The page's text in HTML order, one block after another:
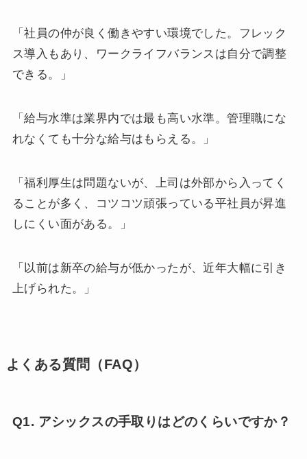
「社員の仲が良く働きやすい環境でした。フレック
ス導入もあり、ワークライフバランスは自分で調整
できる。」
「給与水準は業界内では最も高い水準。管理職にな
れなくても十分な給与はもらえる。」
「福利厚生は問題ないが、上司は外部から入ってく
ることが多く、コツコツ頑張っている平社員が昇進
しにくい面がある。」
「以前は新卒の給与が低かったが、近年大幅に引き
上げられた。」
よくある質問（FAQ）
Q1. アシックスの手取りはどのくらいですか？